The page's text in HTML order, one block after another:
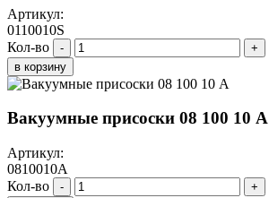
Артикул:
0110010S
Кол-во
-
+
в корзину
Вакуумные присоски 08 100 10 A
Артикул:
0810010A
Кол-во
-
+